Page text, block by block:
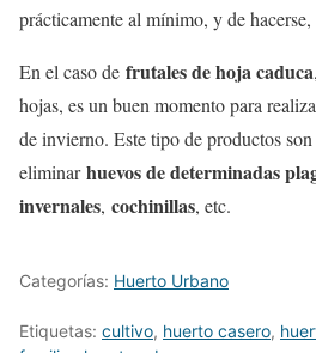
prácticamente al mínimo, y de
En el caso de frutales de hoja caduca
hojas, es un buen momento para
de invierno. Este tipo de productos son
eliminarhuevos de determinadas
invernales, cochinillas, etc.
Categorías: Huerto Urbano
Etiquetas: cultivo, huerto casero,